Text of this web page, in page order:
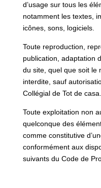
d’usage sur tous les
notamment les textes,
icônes, sons, logiciels.
Toute reproduction,
publication, adaptation
du site, quel que soit le
interdite, sauf
Collégial de Tot de casa.
Toute exploitation non
quelconque des
comme constitutive
conformément aux
suivants du Code de